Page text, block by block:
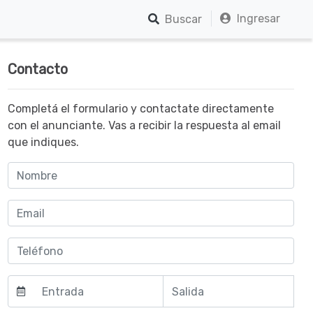
Buscar Ingresar
Contacto
Completá el formulario y contactate directamente
con el anunciante. Vas a recibir la respuesta al email
que indiques.
Agosto
lun mar mié jue vie sáb m
Agosto
lun r é jue vie b m